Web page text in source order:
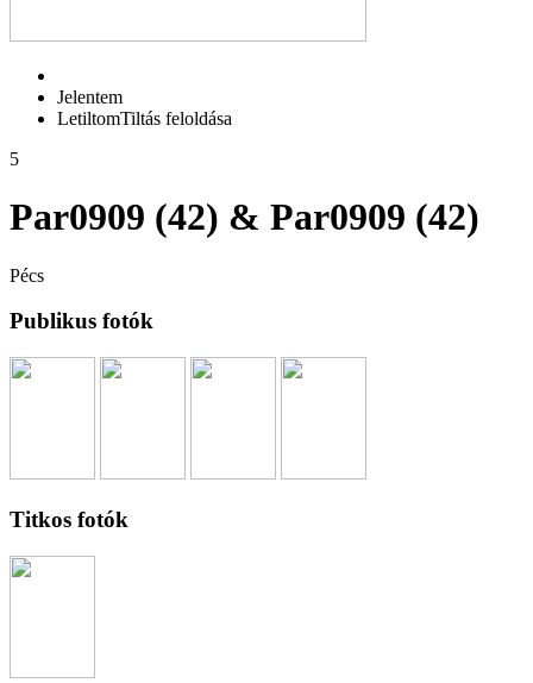
Jelentem
LetiltomTiltás feloldása
5
Par0909 (42) & Par0909 (42)
Pécs
Publikus fotók
Titkos fotók